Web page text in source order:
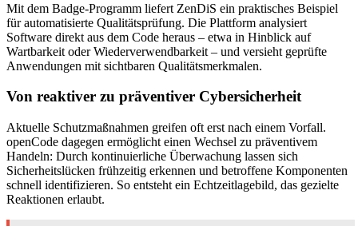
Mit dem Badge-Programm liefert ZenDiS ein praktisches Beispiel
für automatisierte Qualitätsprüfung. Die Plattform analysiert
Software direkt aus dem Code heraus – etwa in Hinblick auf
Wartbarkeit oder Wiederverwendbarkeit – und versieht geprüfte
Anwendungen mit sichtbaren Qualitätsmerkmalen.
Von reaktiver zu präventiver Cybersicherheit
Aktuelle Schutzmaßnahmen greifen oft erst nach einem Vorfall.
openCode dagegen ermöglicht einen Wechsel zu präventivem
Handeln: Durch kontinuierliche Überwachung lassen sich
Sicherheitslücken frühzeitig erkennen und betroffene Komponenten
schnell identifizieren. So entsteht ein Echtzeitlagebild, das gezielte
Reaktionen erlaubt.